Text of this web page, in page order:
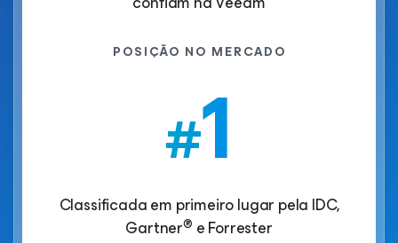
POSIÇÃO NO MERCADO
#1
Classificada em primeiro lugar pela IDC,
Gartner® e Forrester